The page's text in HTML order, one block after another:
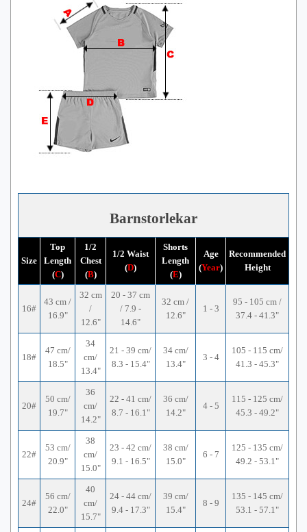
Barnstorlekar
Size
Top
Length
(C)
1/2
Chest
(B)
1/2 Waist
(D)
Shorts
Length
(E)
Age
(Year)
Recommended
Height
16#
43 cm /
16.9"
32 cm
/
12.6"
20 - 37 cm
/ 7.9 -
14.6"
32 cm /
12.6"
1 - 3
95 - 105 cm /
37.4 - 41.3"
18#
47 cm/
18.5"
34
cm/
13.4"
21 - 39 cm/
8.3 - 15.4"
34 cm/
13.4"
3 - 4
105 - 115 cm/
41.3 - 45.3"
20#
50 cm/
19.7"
36
cm/
14.2"
22 - 41 cm/
8.7 - 16.1"
36 cm/
14.2"
4 - 5
115 - 125 cm/
45.3 - 49.2"
22#
53 cm/
20.9"
38
cm/
15.0"
23 - 42 cm/
9.1 - 16.5"
38 cm/
15.0"
6 - 7
125 - 135 cm/
49.2 - 53.1"
24#
56 cm/
22.0"
40
cm/
15.7"
24 - 44 cm/
9.4 - 17.3"
39 cm/
15.4"
8 - 9
135 - 145 cm/
53.1 - 57.1"